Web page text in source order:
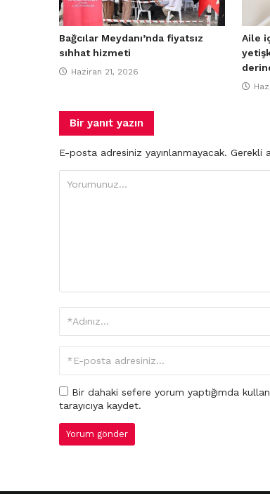
Bağcılar Meydanı’nda fiyatsız
sıhhat hizmeti
Haziran 21, 2026
Aile
Bir yanıt yazın
E-posta adresiniz yayınlanmayacak. Gerekli
Bir dahaki sefere yorum yaptığımda
tarayıcıya kaydet.